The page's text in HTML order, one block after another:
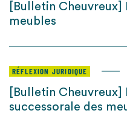
[Bulletin Cheuvreux]
meubles
RÉFLEXION JURIDIQUE
[Bulletin
successorale des